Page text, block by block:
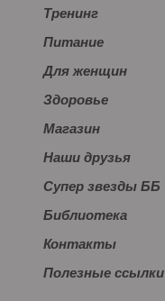
Тренинг
Питание
Для женщин
Здоровье
Магазин
Наши друзья
Супер звезды ББ
Библиотека
Контакты
Полезные ссылки